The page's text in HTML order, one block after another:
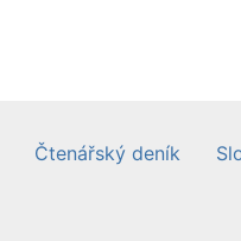
Čtenářský deník